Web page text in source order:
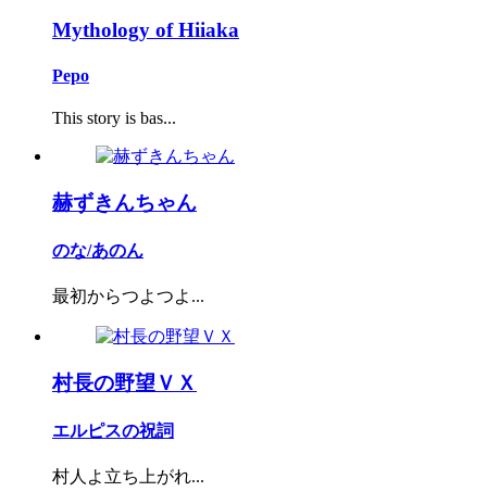
Mythology of Hiiaka
Pepo
This story is bas...
赫ずきんちゃん
のな/あのん
最初からつよつよ...
村長の野望ＶＸ
エルピスの祝詞
村人よ立ち上がれ...